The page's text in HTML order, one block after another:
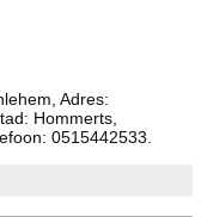
Adres:
Hommerts,
0515442533.